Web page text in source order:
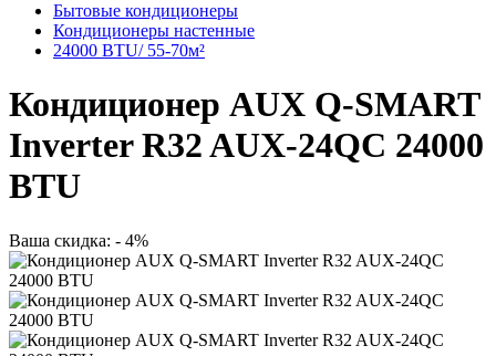
Бытовые кондиционеры
Кондиционеры настенные
24000 BTU/ 55-70м²
Кондиционер AUX Q-SMART
Inverter R32 AUX-24QC 24000
BTU
Ваша скидка: - 4%